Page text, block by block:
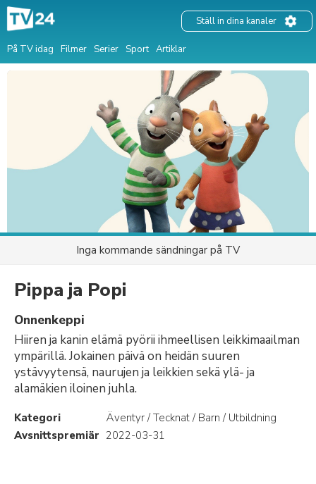
På TV idag Filmer Serier Sport Artiklar
Ställ in dina kanaler
Inga kommande sändningar på TV
Pippa ja Popi
Onnenkeppi
Hiiren ja kanin elämä pyörii ihmeellisen leikkimaailman
ympärillä. Jokainen päivä on heidän suuren
ystävyytensä, naurujen ja leikkien sekä ylä- ja
alamäkien iloinen juhla.
Kategori
Äventyr / Tecknat / Barn / Utbildning
Avsnittspremiär 2022-03-31